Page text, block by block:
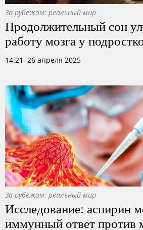
За рубежом: реальный мир
Продолжительный сон
работу мозга у
14:21 26 апреля 2025
За рубежом: реальный мир
Исследование: аспирин
иммунный ответ против